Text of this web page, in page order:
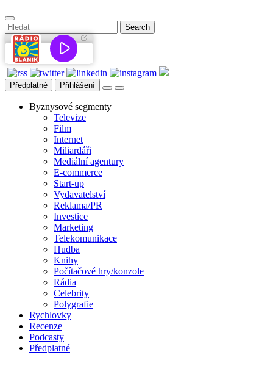
Předplatné Přihlášení
Byznysové segmenty
Televize
Film
Internet
Miliardáři
Mediální agentury
E-commerce
Start-up
Vydavatelství
Reklama/PR
Investice
Marketing
Telekomunikace
Hudba
Knihy
Počítačové hry/konzole
Rádia
Celebrity
Polygrafie
Rychlovky
Recenze
Podcasty
Předplatné